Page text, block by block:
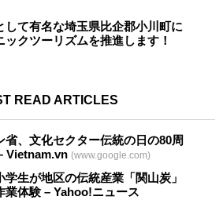
して有名な埼玉県比企郡小川町に
ックツーリズムを推進します！
READ ARTICLES
省、文化セクター伝統の日の80周
Vietnam.vn (www.google.com)
学生が地区の伝統産業 「関山炭」
業体験 – Yahoo!ニュース